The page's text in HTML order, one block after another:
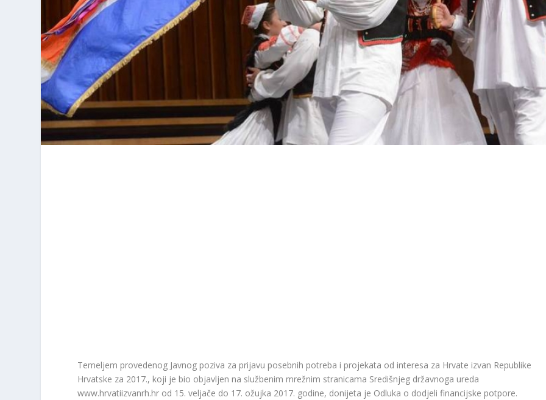
Temeljem provedenog Javnog poziva za prijavu posebnih potreba i projekata od interesa za Hrvate izvan Republike
Hrvatske za 2017., koji je bio objavljen na službenim mrežnim stranicama Središnjeg državnoga ureda
www.hrvatiizvanrh.hr od 15. veljače do 17. ožujka 2017. godine, donijeta je Odluka o dodjeli financijske potpore.